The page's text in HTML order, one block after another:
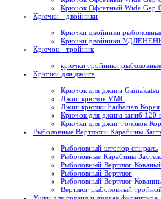
Крючок Офсетный Wide Gap
Крючки - двойники
Крючки двойники
Крючки двойники
Крючок - тройник
крючки тройники рыболовные
Крючки для джига
Крючок для джига Gamakatsu
Джиг крючок VMC
Джиг крючки barbarian Корея
Крючок для джига загиб 120
Крючки для джиг головок
Рыболовные Вертлюги Карабины
Рыболовный штопор спираль
Рыболовные Карабины
Рыболовный Вертлюг
Рыболовный Вертлюг
Рыболовный Вертлюг
Вертлюг рыболовный
Ушки для грузил и другая фурнитура